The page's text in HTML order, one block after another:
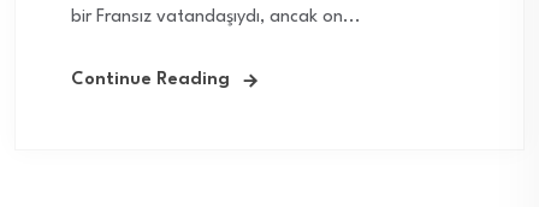
bir Fransız vatandaşıydı, ancak on...
Continue Reading